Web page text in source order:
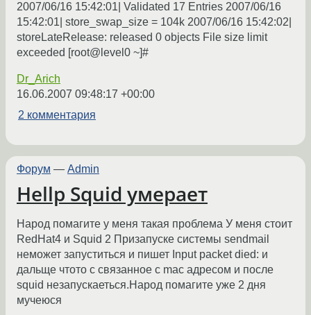
2007/06/16 15:42:01| Validated 17 Entries 2007/06/16
15:42:01| store_swap_size = 104k 2007/06/16 15:42:02|
storeLateRelease: released 0 objects File size limit
exceeded [root@level0 ~]#
Dr_Arich
16.06.2007 09:48:17 +00:00
2 комментария
Форум — Admin
Hellp Squid умерает
Народ помагите у меня такая проблема У меня стоит
RedHat4 и Squid 2 Призапуске системы sendmail
неможет запуститься и пишет Input packet died: и
дальще чтото с связанное с mac адресом и после
squid незапускаеться.Народ помагите уже 2 дня
мучеюся